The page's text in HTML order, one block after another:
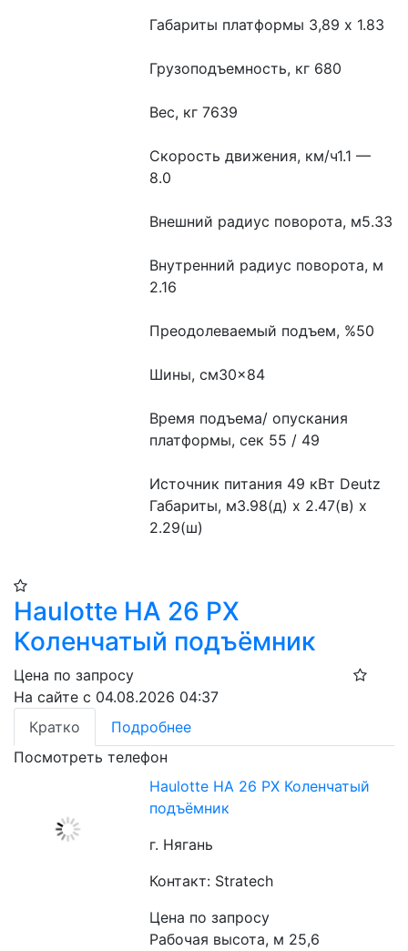
Габариты платформы 3,89 x 1.83
Грузоподъемность, кг 680
Вес, кг 7639
Скорость движения, км/ч1.1 —
8.0
Внешний радиус поворота, м5.33
Внутренний радиус поворота, м
2.16
Преодолеваемый подъем, %50
Шины, см30×84
Время подъема/ опускания
платформы, сек 55 / 49
Источник питания 49 кВт Deutz
Габариты, м3.98(д) х 2.47(в) х
2.29(ш)
Haulotte HA 26 PX
Коленчатый подъёмник
Цена по запросу
На сайте с 04.08.2026 04:37
Кратко
Подробнее
Посмотреть телефон
Haulotte HA 26 PX Коленчатый
подъёмник
г. Нягань
Контакт: Stratech
Цена по запросу
Рабочая высота, м 25,6